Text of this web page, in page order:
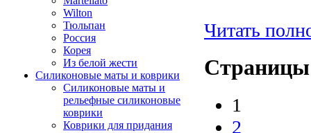
Wilton
Тюльпан
Россия
Корея
Из белой жести
Силиконовые маты и коврики
Силиконовые маты и
рельефные силиконовые
коврики
Коврики для придания
Читать
Страницы
1
2